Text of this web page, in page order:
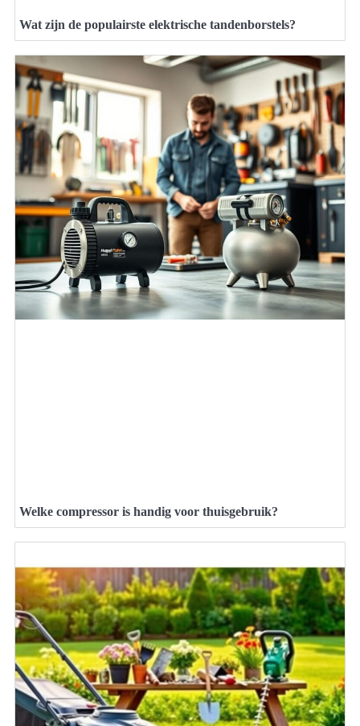
Wat zijn de populairste elektrische tandenborstels?
Welke compressor is handig voor thuisgebruik?